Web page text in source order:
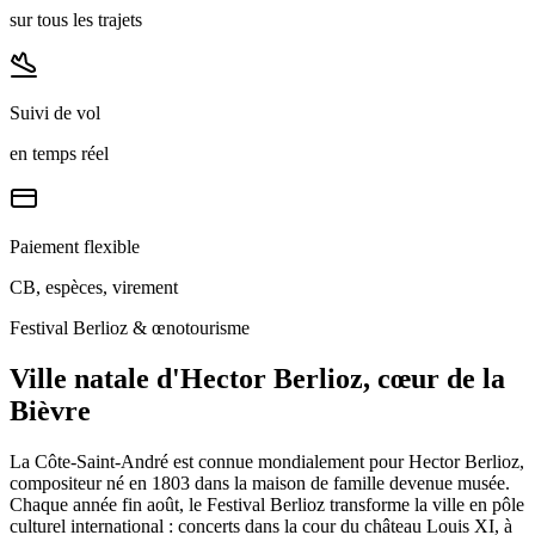
sur tous les trajets
Suivi de vol
en temps réel
Paiement flexible
CB, espèces, virement
Festival Berlioz & œnotourisme
Ville natale d'Hector Berlioz, cœur de la
Bièvre
La Côte-Saint-André est connue mondialement pour Hector Berlioz,
compositeur né en 1803 dans la maison de famille devenue musée.
Chaque année fin août, le Festival Berlioz transforme la ville en pôle
culturel international : concerts dans la cour du château Louis XI, à